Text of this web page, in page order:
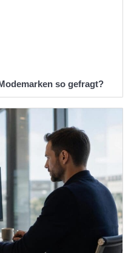
so gefragt?